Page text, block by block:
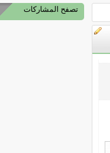
تصفح المشاركات